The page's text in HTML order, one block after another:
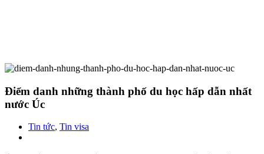
Điểm danh những thành phố du học hấp dẫn nhất
nước Úc
Tin tức, Tin visa